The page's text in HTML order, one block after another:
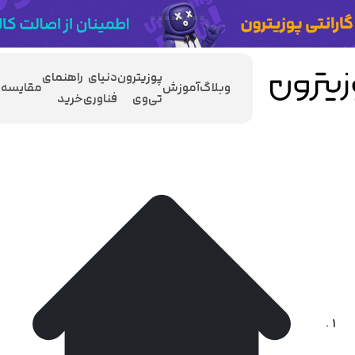
وبلاگآموزشپوزیترون
تی‌وی
دنیای
فناوری
راهنمای
خرید
مقایسه